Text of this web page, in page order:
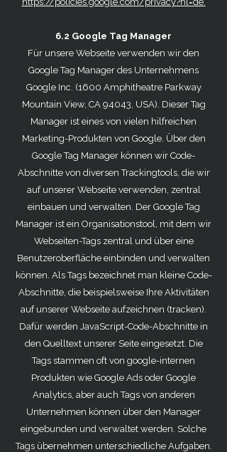
6.2 Google Tag Manager
Für unsere Webseite verwenden wir den
Google Tag Manager des Unternehmens
Google Inc. (1600 Amphitheatre Parkway
Mountain View, CA 94043, USA). Dieser Tag
Manager ist eines von vielen hilfreichen
Marketing-Produkten von Google. Über den
Google Tag Manager können wir Code-
Abschnitte von diversen Trackingtools, die wir
auf unserer Webseite verwenden, zentral
einbauen und verwalten. Der Google Tag
Manager ist ein Organisationstool, mit dem wir
Webseiten-Tags zentral und über eine
Benutzeroberfläche einbinden und verwalten
können. Als Tags bezeichnet man kleine Code-
Abschnitte, die beispielsweise Ihre Aktivitäten
auf unserer Webseite aufzeichnen (tracken).
Dafür werden JavaScript-Code-Abschnitte in
den Quelltext unserer Seite eingesetzt. Die
Tags stammen oft von google-internen
Produkten wie Google Ads oder Google
Analytics, aber auch Tags von anderen
Unternehmen können über den Manager
eingebunden und verwaltet werden. Solche
Tags übernehmen unterschiedliche Aufgaben.